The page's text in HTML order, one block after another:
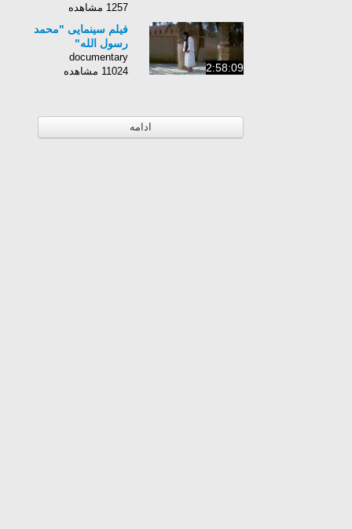
گرافیکی کاربر "
1257 مشاهده
2:58:09
فیلم سینمایی "محمد
رسول الله"
documentary
11024 مشاهده
ادامه